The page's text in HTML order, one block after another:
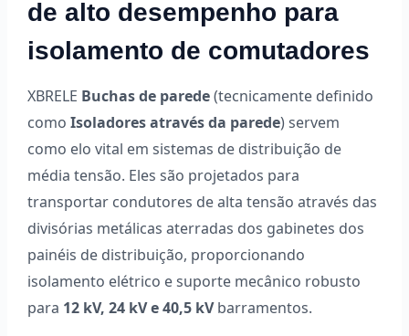
de alto desempenho para
isolamento de comutadores
XBRELE Buchas de parede(tecnicamente definido
comoIsoladores através da parede) servem
como elo vital em sistemas de distribuição de
média tensão. Eles são projetados para
transportar condutores de alta tensão através das
divisórias metálicas aterradas dos gabinetes dos
painéis de distribuição, proporcionando
isolamento elétrico e suporte mecânico robusto
para 12 kV, 24 kV e 40,5 kVbarramentos.